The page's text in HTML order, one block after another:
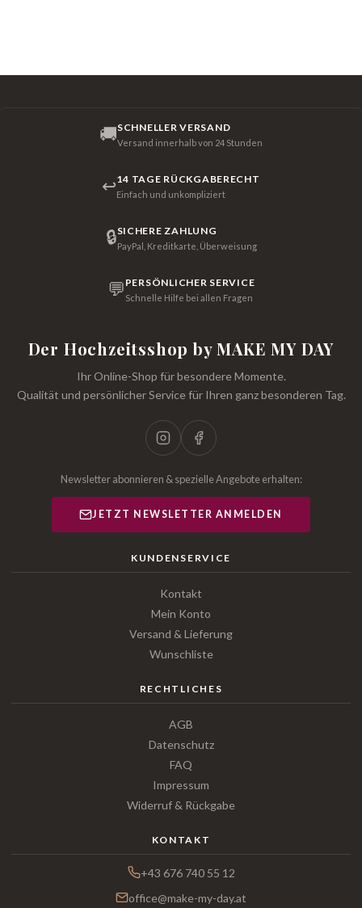
🚚SCHNELLER VERSAND
Versand innerhalb von 24 Stunden
↩14 TAGE RÜCKGABERECHT
Einfach und unkompliziert
🔒SICHERE ZAHLUNG
PayPal, Kreditkarte, Überweisung
💬 PERSÖNLICHER SERVICE
Schnelle Hilfe bei allen Fragen
Der Hochzeitsshop by MAKE MY DAY
Ihr Online-Shop für besondere Momente.
Qualität und persönlicher Service für Ihren ganz besonderen Tag.
Newsletter abonnieren & spezielle Angebote erhalten:
JETZT NEWSLETTER ANMELDEN
KUNDENSERVICE
Kontakt
Mein Konto
Versand & Lieferung
Wunschliste
RECHTLICHES
AGB
Datenschutz
FAQ
Impressum
Widerruf & Rückgabe
KONTAKT
+43 676 740 55 12
office@make-my-day.at